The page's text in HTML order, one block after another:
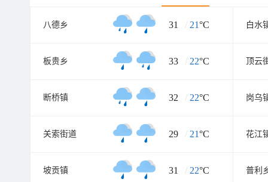
八德乡 31 / 21°C 白水
板贵乡 33 / 22°C 顶云
断桥镇 32 / 22°C 岗乌
关索街道 29 / 21°C 花江
坡贡镇 31 / 22°C 普利